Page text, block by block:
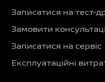
Записатися на тест-
Замовити
Записатися на сервіс
Експлуатаційні